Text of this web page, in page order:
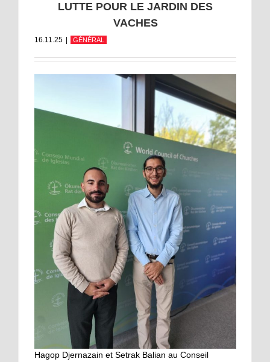
LUTTE POUR LE JARDIN DES
VACHES
16.11.25 GÉNÉRAL
Hagop Djernazain et Setrak Balian au Conseil